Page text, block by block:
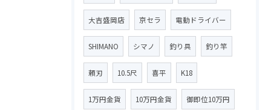
大吉盛岡店 京セラ 電動ドライバー
SHIMANO シマノ 釣り具 釣り竿
頼刃 10.5尺 喜平 K18
1万円金貨 10万円金貨 御即位10万円